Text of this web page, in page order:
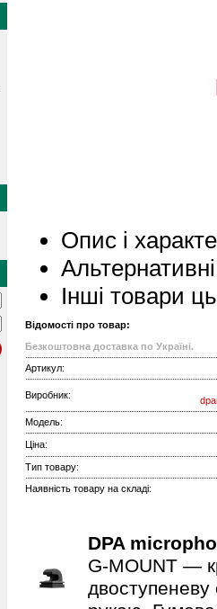
Опис і
Інші товари
Відомості про товар:
Безкоштовна доставка по Україні.
Артикул:
Виробник:
Модель:
Ціна:
Тип товару:
Наявність товару на складі:
DPA
G-MOUNT —
двоступеневу